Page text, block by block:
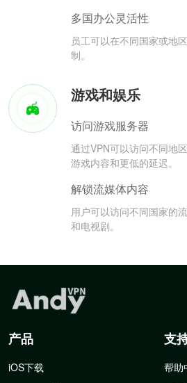
多国办公灵活性
员工可以在不同国家或地
制。
游戏和娱乐
访问游戏服务器
通过VPN可以访问不同地
游戏内容和更低的延迟。
解锁流媒体内容
用户可以访问不同国家的
和电视剧。
产品
iOS下载
支
帮助